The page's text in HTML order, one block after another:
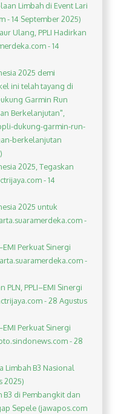
Limbah di Event Lari
- 14 September 2025)
Ulang, PPLI Hadirkan
- 14
2025 demi
ini telah tayang di
Garmin Run
Berkelanjutan",
dukung-garmin-run-
berkelanjutan
2025, Tegaskan
- 14
2025 untuk
-
Perkuat Sinergi
-
PPLI–EMI Sinergi
- 28 Agustus
Perkuat Sinergi
- 28
Limbah B3 Nasional
2025)
B3 di Pembangkit dan
Sepele (jawapos.com